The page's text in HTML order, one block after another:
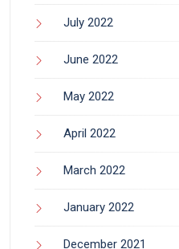
July 2022
June 2022
May 2022
April 2022
March 2022
January 2022
December 2021